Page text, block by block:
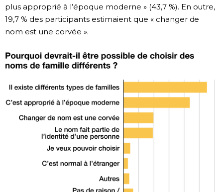
plus approprié à l’époque moderne » (43,7 %). En outre,
19,7 % des participants estimaient que « changer de
nom est une corvée ».